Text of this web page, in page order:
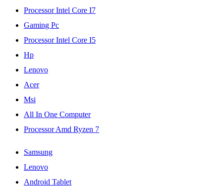
Processor Intel Core I7
Gaming Pc
Processor Intel Core I5
Hp
Lenovo
Acer
Msi
All In One Computer
Processor Amd Ryzen 7
Samsung
Lenovo
Android Tablet